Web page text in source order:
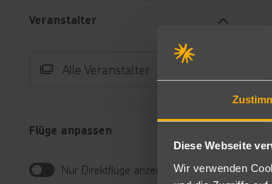
Diese Webseite
Wir verwenden
Veranstalter
Alle Veranstalter
Flüge anpassen
Nur Direktflüge anzeigen